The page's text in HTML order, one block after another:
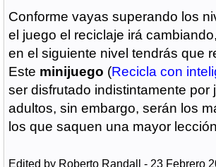
Conforme vayas superando los
el juego el reciclaje irá
en el siguiente nivel tendrás que
Este minijuego (Recicla con
ser disfrutado indistintamente por
adultos, sin embargo, serán los
los que saquen una mayor
Edited by Roberto Randall - 23 Febrero